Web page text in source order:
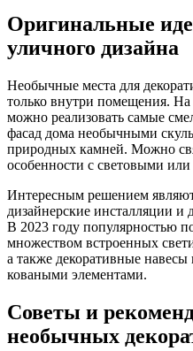
Оригинальные
уличного дизайна
Необычные места для
только внутри помещения.
можно реализовать самые
фасад дома необычными
природных камней. Можно
особенности с световыми
Интересным решением
дизайнерские инсталляции и
В 2023 году популярностью
множеством встроенных
а также декоративные
коваными элементами.
Советы и
необычных